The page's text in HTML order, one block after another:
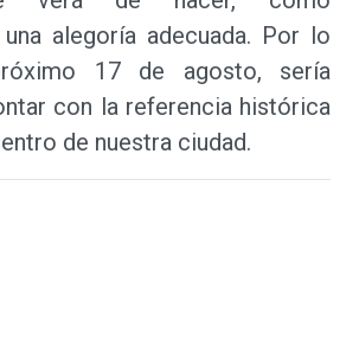
alegoría adecuada. Por lo
17 de agosto, sería
con la referencia histórica
de nuestra ciudad.